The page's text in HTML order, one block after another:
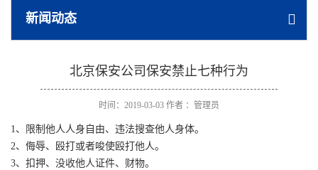
新闻动态
北京保安公司保安禁止七种行为
时间：2019-03-03 作者 ：管理员
1、限制他人人身自由、违法搜查他人身体。
2、侮辱、殴打或者唆使殴打他人。
3、扣押、没收他人证件、财物。